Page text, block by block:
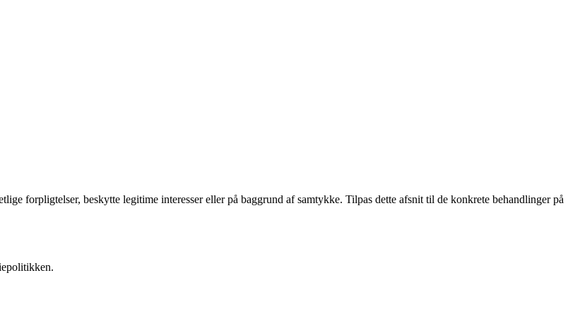
forpligtelser, beskytte legitime interesser eller på baggrund af samtykke. Tilpas dette afsnit til de konkrete behandlinger på